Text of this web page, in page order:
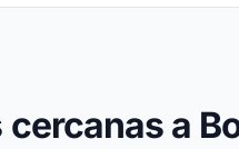
a